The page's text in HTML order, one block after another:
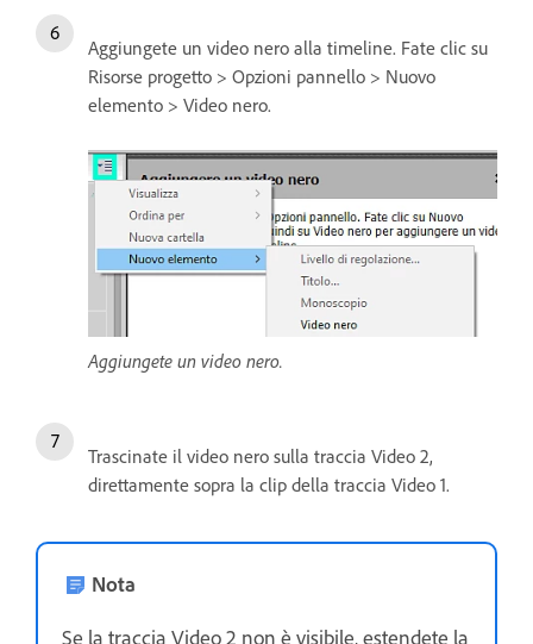
Aggiungete un video nero alla timeline. Fate clic su
Risorse progetto > Opzioni pannello > Nuovo
elemento > Video nero.
Aggiungete un video nero.
Trascinate il video nero sulla traccia Video 2,
direttamente sopra la clip della traccia Video 1.
Nota
Se la traccia Video 2 non è visibile, estendete la